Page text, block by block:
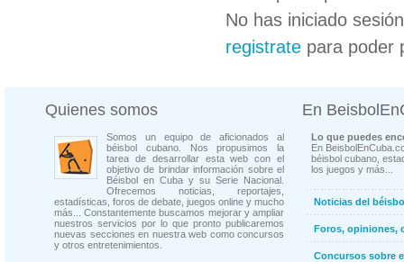
No has iniciado
registrate para poder
Quienes somos
Somos un equipo de aficionados al
béisbol cubano. Nos propusimos la
tarea de desarrollar esta web con el
objetivo de brindar información sobre el
Béisbol en Cuba y su Serie Nacional.
Ofrecemos noticias, reportajes,
estadísticas, foros de debate, juegos online y mucho
más... Constantemente buscamos mejorar y ampliar
nuestros servicios por lo que pronto publicaremos
nuevas secciones en nuestra web como concursos
y otros entretenimientos.
En
Lo que puedes
En
béisbol cubano,
los juegos y más...
Noticias del
Foros, opiniones,
Concursos sobre